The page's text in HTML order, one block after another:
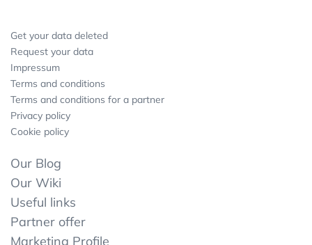
Get your data deleted
Request your data
Impressum
Terms and conditions
Terms and conditions for a partner
Privacy policy
Cookie policy
Our Blog
Our Wiki
Useful links
Partner offer
Marketing Profile